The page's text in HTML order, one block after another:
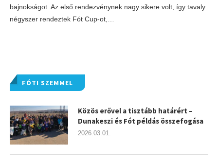
bajnokságot. Az első rendezvénynek nagy sikere volt, így tavaly
négyszer rendeztek Fót Cup-ot,…
FÓTI SZEMMEL
Közös erővel a tisztább határért –
Dunakeszi és Fót példás összefogása
2026.03.01.